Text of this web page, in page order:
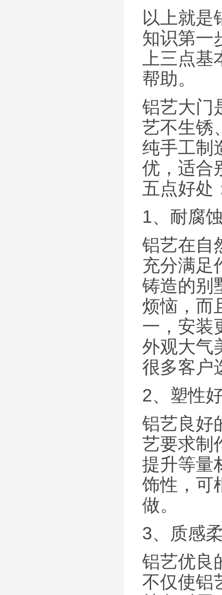
以上就是
知识第一
上三点基
帮助。
铝艺大门
艺不生锈
纯手工制
优，适合
五点好处
1、耐腐
铝艺在自
充分满足
铸造的别
烦恼，而
一，安装
外观大气
很多客户
2、塑性
铝艺良好
艺要求制
提升等量
饰性，可
做。
3、质感
铝艺优良
不仅使铝